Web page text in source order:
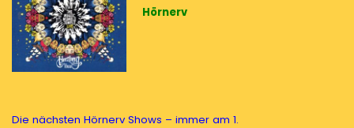
Hörnerv
Die nächsten Hörnerv Shows – immer am 1.